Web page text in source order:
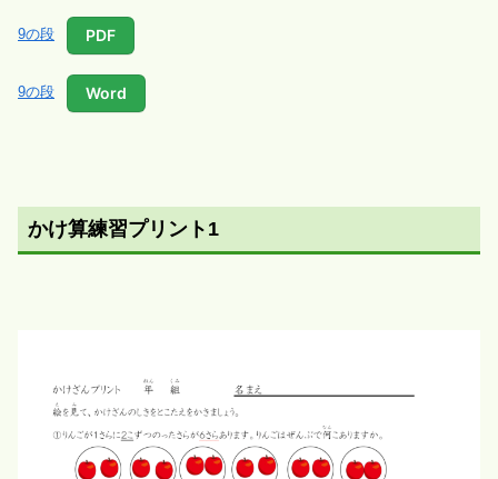
9の段 PDF
9の段 Word
かけ算練習プリント1